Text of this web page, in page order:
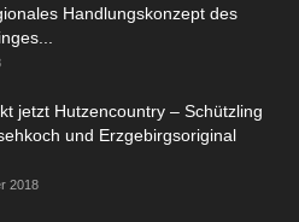
Handlungskonzept des
jetzt Hutzencountry – Schützling
und Erzgebirgsoriginal
2018